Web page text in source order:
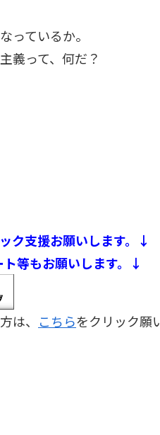
っているか。
義って、何だ？
ク支援お願いします。↓
等もお願いします。↓
は、 こちらをクリック願